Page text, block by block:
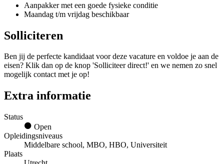
Aanpakker met een goede fysieke conditie
Maandag t/m vrijdag beschikbaar
Solliciteren
Ben jij de perfecte kandidaat voor deze vacature en voldoe je aan de
eisen? Klik dan op de knop 'Solliciteer direct!' en we nemen zo snel
mogelijk contact met je op!
Extra informatie
Status
Open
Opleidingsniveaus
Middelbare school, MBO, HBO, Universiteit
Plaats